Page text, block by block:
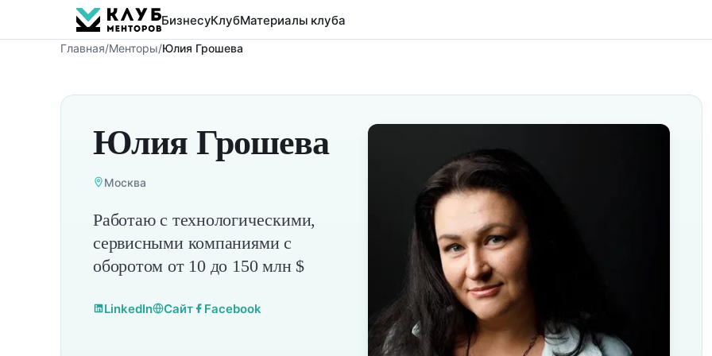
БизнесуКлубМатериалы клуба
Главная/Менторы/Юлия Грошева
Юлия Грошева
Москва
Работаю с технологическими,
сервисными компаниями с
оборотом от 10 до 150 млн $
LinkedIn Сайт Facebook